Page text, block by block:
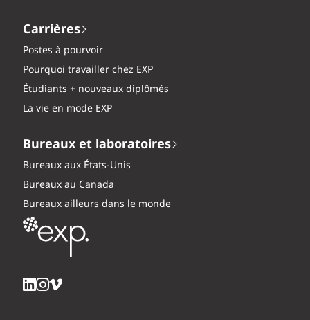
Carrières
Postes à pourvoir
Pourquoi travailler chez EXP
Étudiants + nouveaux diplômés
La vie en mode EXP
Bureaux et laboratoires
Bureaux aux États-Unis
Bureaux au Canada
Bureaux ailleurs dans le monde